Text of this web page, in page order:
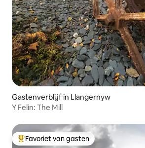
Gastenverblijf in Llangernyw
Y Felin: The Mill
Topfavoriet van gasten
Favoriet van gasten